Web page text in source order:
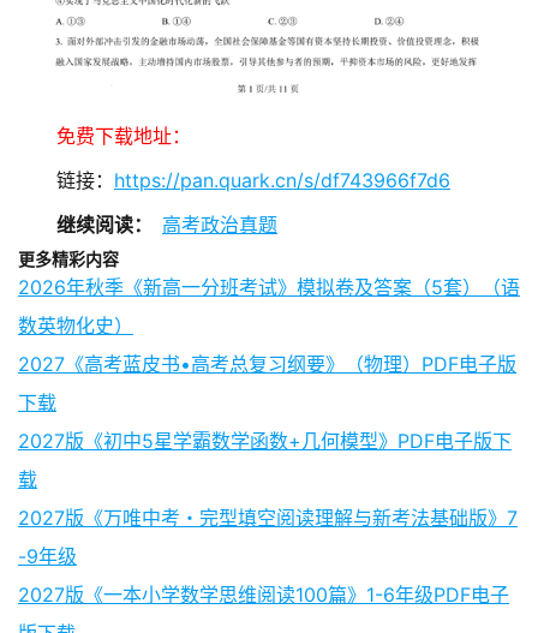
免费下载地址：
链接： https://pan.quark.cn/s/df743966f7d6
继续阅读：
高考政治真题
更多精彩内容
2026年秋季《新高一分班考试》模拟卷及答案（5套）（语
数英物化史）
2027《高考蓝皮书•高考总复习纲要》（物理）PDF电子版
下载
2027版《初中5星学霸数学函数+几何模型》PDF电子版下
载
2027版《万唯中考・完型填空阅读理解与新考法基础版》7
-9年级
2027版《一本小学数学思维阅读100篇》1-6年级PDF电子